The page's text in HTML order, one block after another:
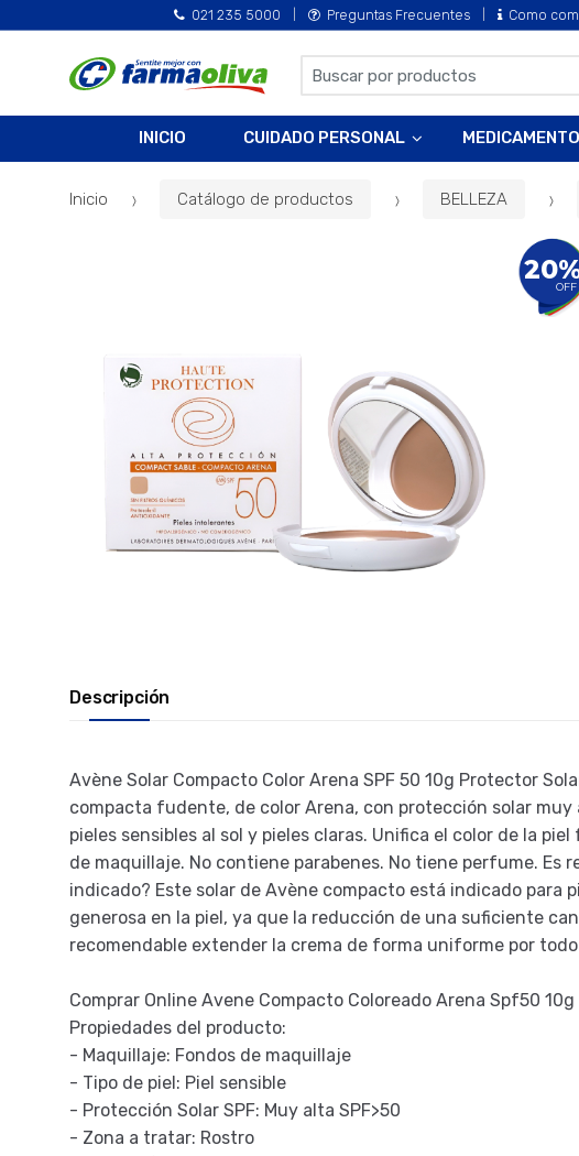
021 235 5000 Preguntas Frecuentes Como
u
s
c
r
INICIO CUIDADO PERSONAL
Inicio Catálogo de productos BELLEZA
OFF
Descripción
Avène Solar Compacto Color Arena SPF 50 10g Protector
compacta fudente, de color Arena, con protección solar
pieles sensibles al sol y pieles claras. Unifica el color de la
de maquillaje. No contiene parabenes. No tiene perfume.
indicado? Este solar de Avène compacto está indicado
generosa en la piel, ya que la reducción de una suficiente
recomendable extender la crema de forma uniforme por
Comprar Online Avene Compacto Coloreado Arena Spf50
Propiedades del producto:
- Maquillaje: Fondos de maquillaje
- Tipo de piel: Piel sensible
- Protección Solar SPF: Muy alta SPF>50
- Zona a tratar: Rostro